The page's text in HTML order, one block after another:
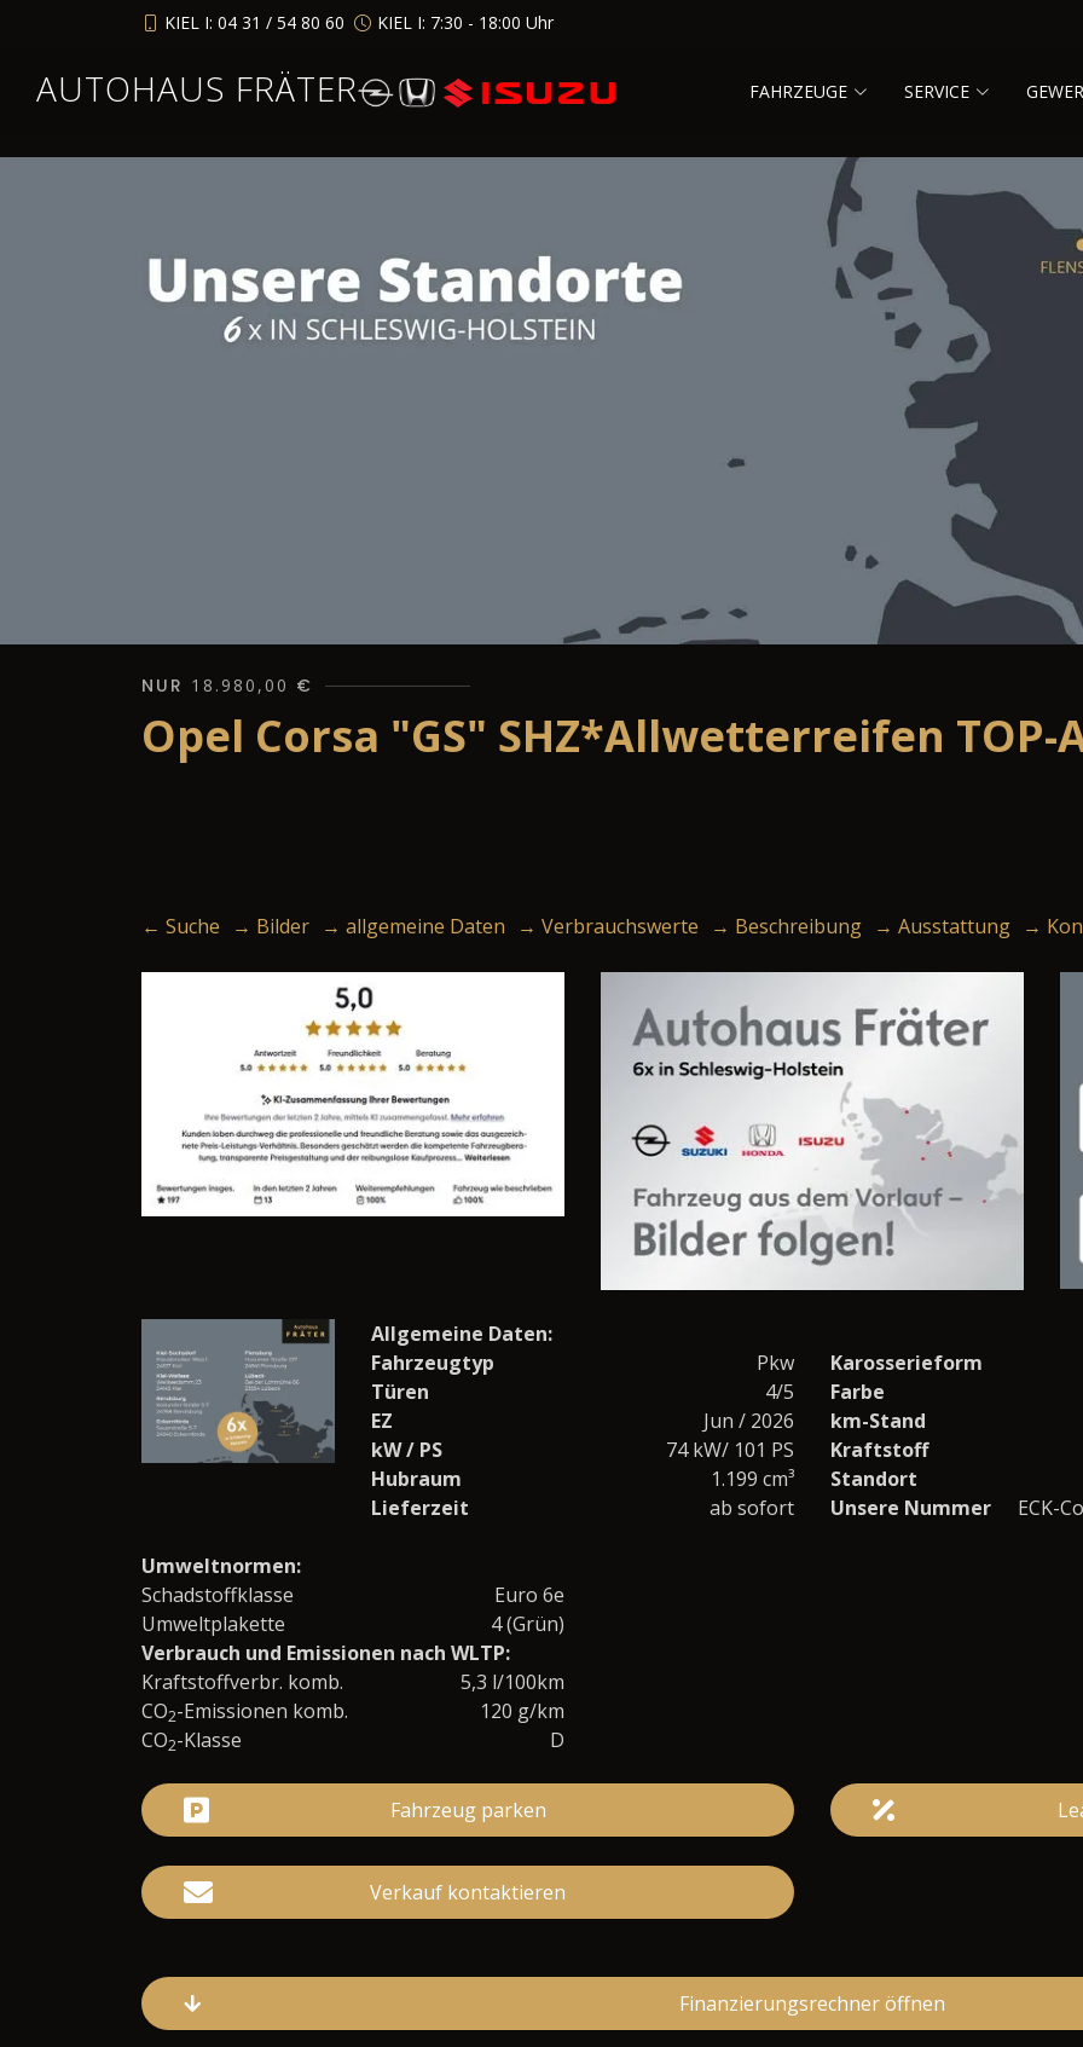
KIEL I: 04 31 / 54 80 60 KIEL I: 7:30 - 18:00 Uhr
AUTOHAUS FRÄTER FAHRZEUGE SERVICE
NUR 18.980,00 €
Opel Corsa "GS" SHZ*Allwetterreifen TOP-
← Suche → Bilder → allgemeine Daten → Verbrauchswerte → Beschreibung → Ausstattung →
Allgemeine Daten:
Fahrzeugtyp
Pkw Karosserieform
Türen
4/5 Farbe
EZ
Jun / 2026 km-Stand
kW / PS
74 kW/ 101 PS Kraftstoff
Hubraum
1.199 cm³ Standort
Lieferzeit
ab sofort Unsere Nummer ECK-
Umweltnormen:
Schadstoffklasse
Euro 6e
Umweltplakette
4 (Grün)
Verbrauch und Emissionen nach WLTP:
Kraftstoffverbr. komb.
5,3 l/100km
CO2-Emissionen komb.
120 g/km
CO2-Klasse D
Fahrzeug parken
Verkauf kontaktieren
Finanzierungsrechner öffnen